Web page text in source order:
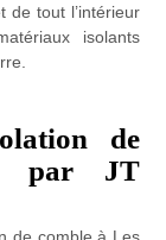
de tout l’intérieur
isolants
de
par JT